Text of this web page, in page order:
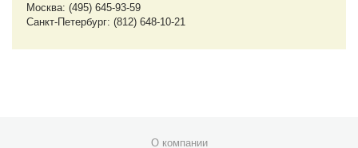
Москва: (495) 645-93-59
Санкт-Петербург: (812) 648-10-21
О компании